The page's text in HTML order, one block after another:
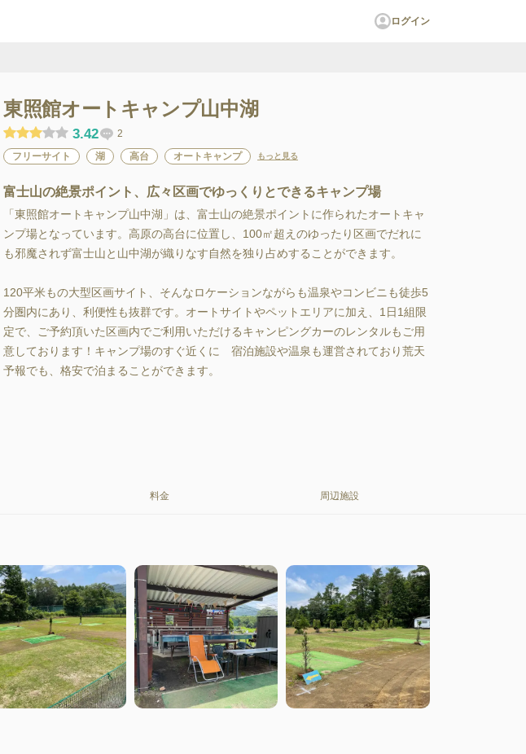
ログイン
東照館オートキャンプ山中湖
3.42
2
フリーサイト
湖 高台 オートキャンプ もっと見る
富士山の絶景ポイント、広々区画でゆっくりとできるキャンプ場
「東照館オートキャンプ山中湖」は、富士山の絶景ポイントに作られたオートキャ
ンプ場となっています。高原の高台に位置し、100㎡超えのゆったり区画でだれに
も邪魔されず富士山と山中湖が織りなす自然を独り占めすることができます。
120平米もの大型区画サイト、そんなロケーションながらも温泉やコンビニも徒歩5
分圏内にあり、利便性も抜群です。オートサイトやペットエリアに加え、1日1組限
定で、ご予約頂いた区画内でご利用いただけるキャンピングカーのレンタルもご用
意しております！キャンプ場のすぐ近くに　宿泊施設や温泉も運営されており荒天
予報でも、格安で泊まることができます。
料金 周辺施設